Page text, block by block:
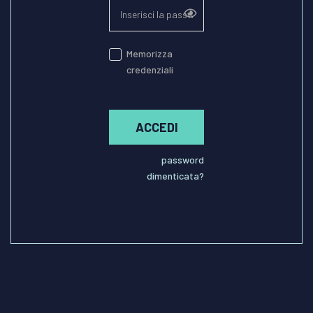
Memorizza
credenziali
ACCEDI
password
dimenticata?